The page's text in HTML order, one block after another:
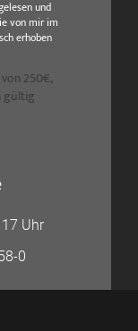
und
von mir im
erhoben
250€,
gültig
Uhr
0